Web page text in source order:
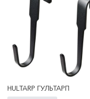
HULTARP ГУЛЬТАРП